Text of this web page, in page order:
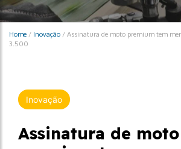
Home / Inovação / Assinatura de moto premium tem
3.500
Inovação
Assinatura de moto